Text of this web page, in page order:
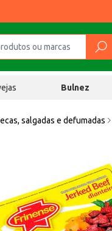
Bulnez
salgadas e defumadas